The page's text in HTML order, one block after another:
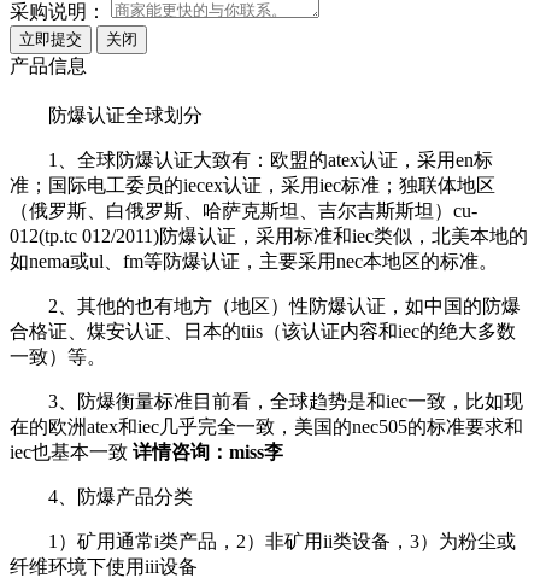
采购说明：
产品信息
防爆认证全球划分
1、全球防爆认证大致有：欧盟的atex认证，采用en标
准；国际电工委员的iecex认证，采用iec标准；独联体地区
（俄罗斯、白俄罗斯、哈萨克斯坦、吉尔吉斯斯坦）cu-
012(tp.tc 012/2011)防爆认证，采用标准和iec类似，北美本地的
如nema或ul、fm等防爆认证，主要采用nec本地区的标准。
2、其他的也有地方（地区）性防爆认证，如中国的防爆
合格证、煤安认证、日本的tiis（该认证内容和iec的绝大多数
一致）等。
3、防爆衡量标准目前看，全球趋势是和iec一致，比如现
在的欧洲atex和iec几乎完全一致，美国的nec505的标准要求和
iec也基本一致 详情咨询：miss李
4、防爆产品分类
1）矿用通常i类产品，2）非矿用ii类设备，3）为粉尘或
纤维环境下使用iii设备